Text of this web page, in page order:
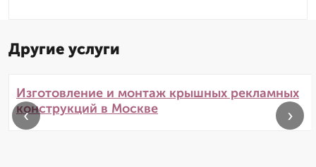
Другие услуги
Изготовление и монтаж крышных рекламных
конструкций в Москве
‹ ›